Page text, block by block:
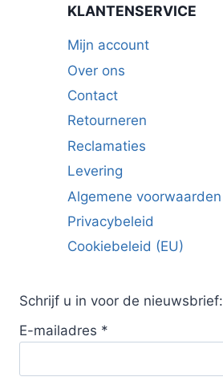
KLANTENSERVICE
Mijn account
Over ons
Contact
Retourneren
Reclamaties
Levering
Algemene voorwaarden
Privacybeleid
Cookiebeleid (EU)
Schrijf u in voor de nieuwsbrief:
E-mailadres *